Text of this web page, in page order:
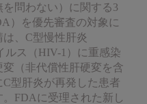
問わない）に関する3
）を優先審査の対象に
、C型慢性肝炎
ルス（HIV-1）に重感染
（非代償性肝硬変を含
型肝炎が再発した患者
FDAに受理された新し